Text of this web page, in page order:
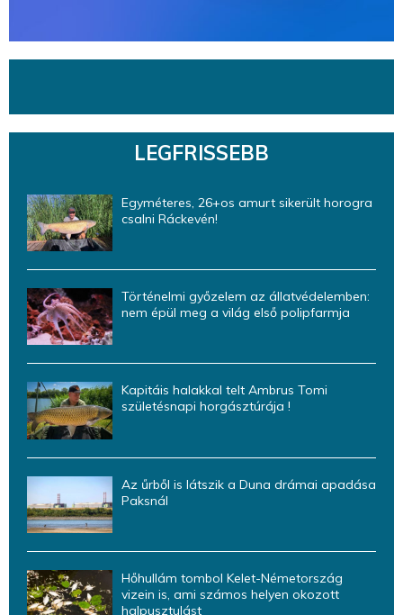
LEGFRISSEBB
Egyméteres, 26+os amurt sikerült horogra
csalni Ráckevén!
Történelmi győzelem az állatvédelemben:
nem épül meg a világ első polipfarmja
Kapitáis halakkal telt Ambrus Tomi
születésnapi horgásztúrája !
Az űrből is látszik a Duna drámai apadása
Paksnál
Hőhullám tombol Kelet-Németország
vizein is, ami számos helyen okozott
halpusztulást